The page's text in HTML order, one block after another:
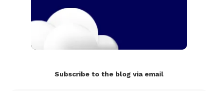
Subscribe to the blog via email